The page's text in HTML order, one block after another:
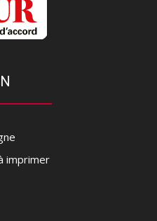
imprimer